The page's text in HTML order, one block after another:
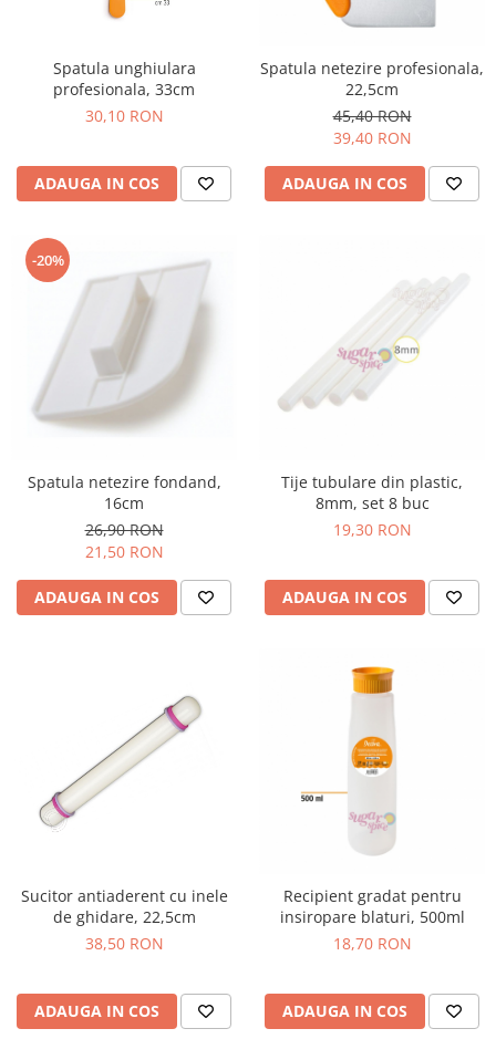
Sabloane - Embosere
AMBALARE & PREZENTARE
Cupcakes
Torturi
Praline - Bomboane
Eclair - Macarons
Pungi celofan
Forme pentru copt
Candybar - Catering
Alte ambalaje
DECORARE
Decoratiuni din zahar
Decoratiuni din ciocolata
Printuri Comestibile
Ornamente
Puzzele mecanic
PETRECERI & EVENIMENTE
Paie colorate
Baloane
Articole party
Toppere prajituri
DETERGENTI & CURATENIE
Spatula unghiulara
profesionala, 33cm
30,10 RON
ADAUGA IN COS
Spatula netezire profesionala,
22,5cm
45,40 RON
39,40 RON
ADAUGA IN COS
-20%
Spatula netezire fondand,
16cm
26,90 RON
21,50 RON
ADAUGA IN COS
Tije tubulare din plastic,
8mm, set 8 buc
19,30 RON
ADAUGA IN COS
Sucitor antiaderent cu inele
de ghidare, 22,5cm
38,50 RON
ADAUGA IN COS
Recipient gradat pentru
insiropare blaturi, 500ml
18,70 RON
ADAUGA IN COS